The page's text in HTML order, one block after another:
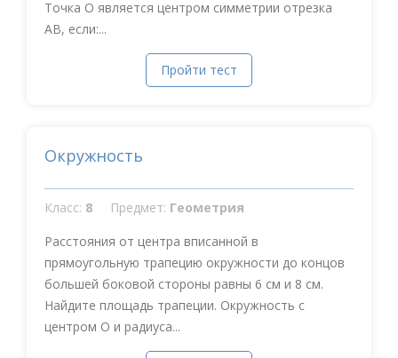
Точка О является центром симметрии отрезка
АВ, если:...
Пройти тест
Окружность
Класс: 8 Предмет: Геометрия
Расстояния от центра вписанной в
прямоугольную трапецию окружности до концов
большей боковой стороны равны 6 см и 8 см.
Найдите площадь трапеции. Окружность с
центром О и радиуса...